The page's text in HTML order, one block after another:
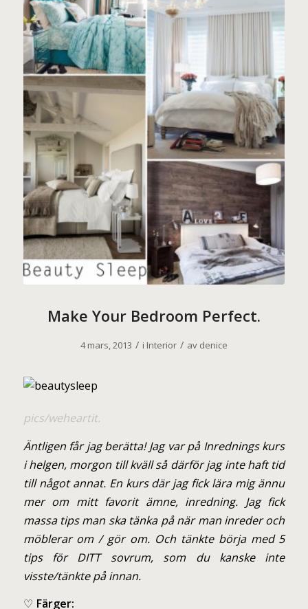
Make Your Bedroom Perfect.
4 mars, 2013 / i Interior / av denice
pics/weheartit.
Äntligen får jag berätta! Jag var på Inrednings kurs
i helgen, morgon till kväll så därför jag inte haft tid
till något annat. En kurs där jag fick lära mig ännu
mer om mitt favorit ämne, inredning. Jag fick
massa tips man ska tänka på när man inreder och
möblerar om / gör om. Och tänkte börja med 5
tips för DITT sovrum, som du kanske inte
visste/tänkte på innan.
♡ Färger: